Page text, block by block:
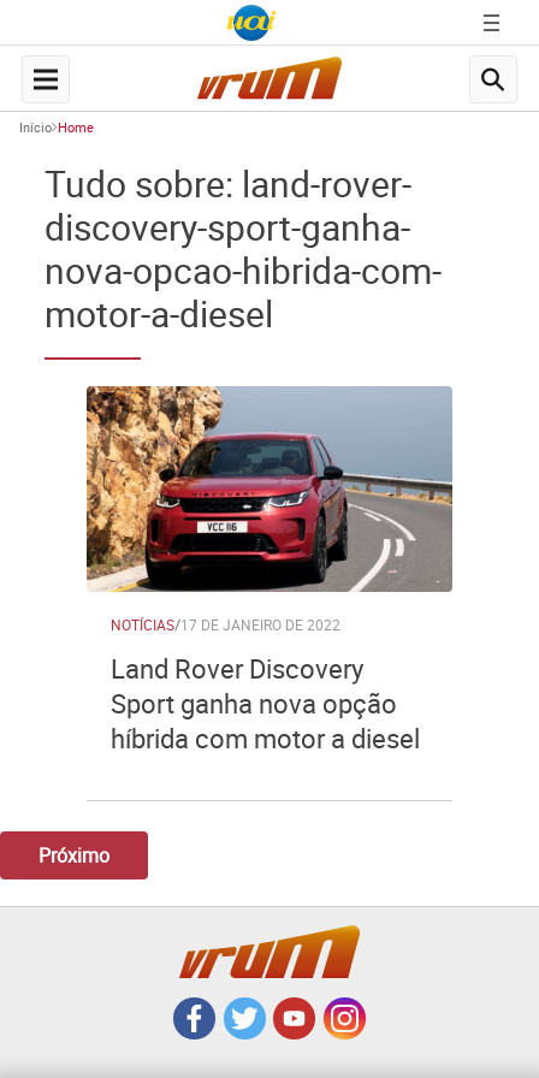
Início Home
Tudo sobre: land-rover-
discovery-sport-ganha-
nova-opcao-hibrida-com-
motor-a-diesel
NOTÍCIAS/17 DE JANEIRO DE 2022
Land Rover Discovery
Sport ganha nova opção
híbrida com motor a diesel
Próximo